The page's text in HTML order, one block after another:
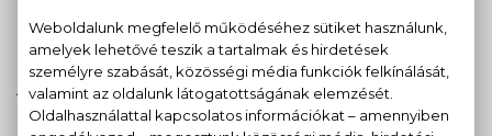
Női parfüm:Chanel - Coco Mademoiselle EDP
Férfi parfüm:Hugo Boss - Boss Bottled EDT
A Legkülönlegesebb üveg alkategória:
Női parfüm:Carolina Herrera - Good Girl EDP